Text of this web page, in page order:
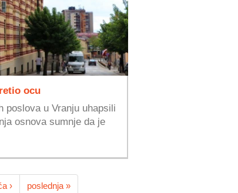
ocu
poslova u Vranju uhapsili
osnova sumnje da je
› poslednja »